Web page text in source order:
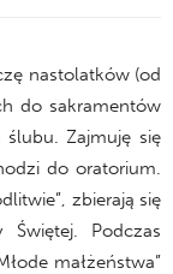
nastolatków (od
do sakramentów
Zajmuję się
do oratorium.
zbierają się
Podczas
małżeństwa”